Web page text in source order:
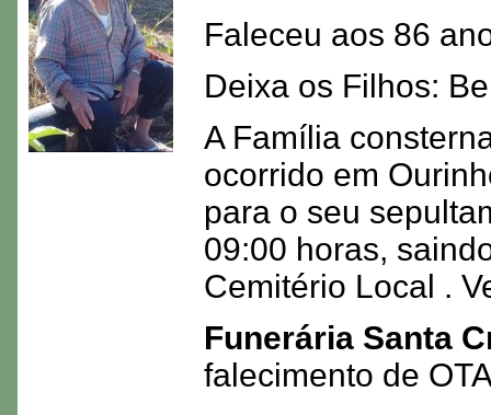
Faleceu aos 86
Deixa os Filhos:
A Família
ocorrido em
para o seu
09:00 horas,
Cemitério Local .
Funerária Santa
falecimento de